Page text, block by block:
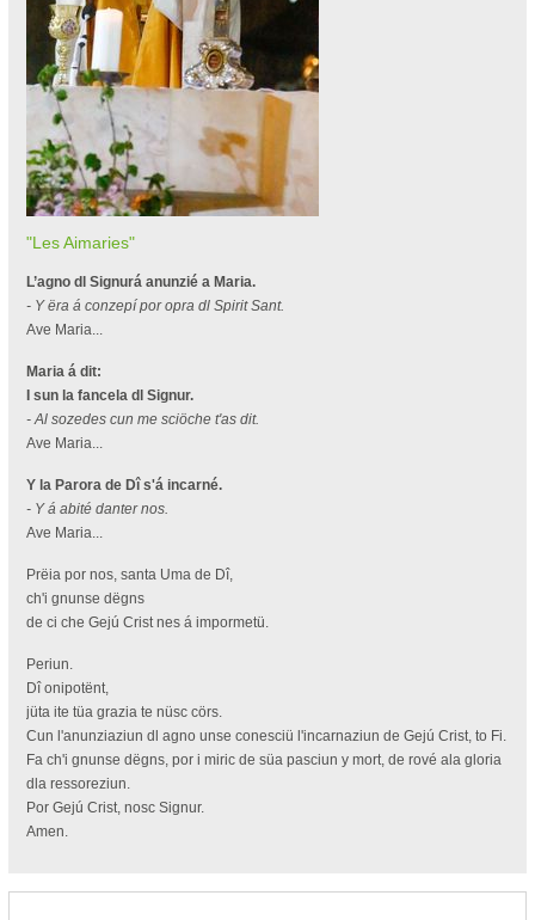
"Les Aimaries"
L’agno dl Signurá anunzié a Maria.
- Y ëra á conzepí por opra dl Spirit Sant.
Ave Maria...
Maria á dit:
I sun la fancela dl Signur.
- Al sozedes cun me sciöche t'as dit.
Ave Maria...
Y la Parora de Dî s'á incarné.
- Y á abité danter nos.
Ave Maria...
Prëia por nos, santa Uma de Dî,
ch'i gnunse dëgns
de ci che Gejú Crist nes á impormetü.
Periun.
Dî onipotënt,
jüta ite tüa grazia te nüsc cörs.
Cun l'anunziaziun dl agno unse conesciü l'incarnaziun de Gejú Crist, to Fi.
Fa ch'i gnunse dëgns, por i miric de süa pasciun y mort, de rové ala gloria
dla ressoreziun.
Por Gejú Crist, nosc Signur.
Amen.